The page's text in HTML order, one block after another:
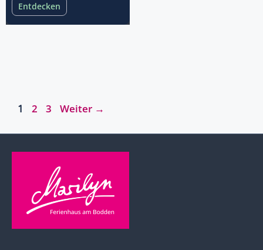
Entdecken
Seite
1 Seite
2 Seite
3 Weiter →